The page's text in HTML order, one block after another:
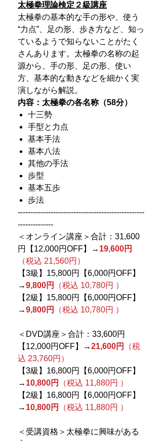
太極拳理論検定２級講座
太極拳の基本的な手の形や、使う
“力点”、足の形、歩き方など、知っ
ているようで知らないことがたく
さんあります。太極拳の名称の起
源から、手の形、足の形、使い
方、基本的な動きなどを細かく実
演しながら解説。
内容：太極拳の各名称（58分）
十三勢
手型と力点
基本手法
基本八法
其他の手法
歩型
基本五歩
歩法
--------------------------------------------------
--------------
＜オンライン講座＞合計：31,600
円【12,000円OFF】→ 19,600円
（税込 21,560円）
【3級】15,800円【6,000円OFF】
→9,800円
（税込 10,780円 ）
【2級】15,800円【6,000円OFF】
→9,800円 （税込 10,780円 ）
＜DVD講座＞合計：33,600円
【12,000円OFF】→21,600円
（税
込 23,760円）
【3級】16,800円【6,000円OFF】
→ 10,800円
（税込 11,880円 ）
【2級】16,800円【6,000円OFF】
→ 10,800円 （税込 11,880円 ）
＜受講資格＞太極拳に興味がある